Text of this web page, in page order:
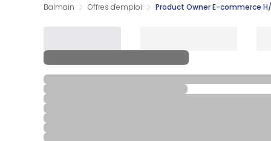
Balmain Offres d'emploi Product Owner E-commerce